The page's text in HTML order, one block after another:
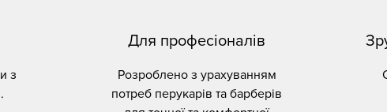
з
Для професіоналів
Розроблено з урахуванням
потреб перукарів та барберів